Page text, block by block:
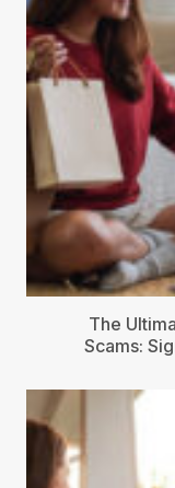
The
Scams: